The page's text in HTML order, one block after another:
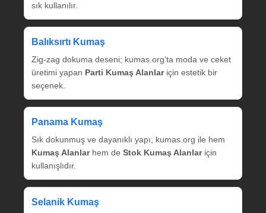
sık kullanılır.
Balıksırtı Kumaş
Zig‑zag dokuma deseni; kumas.org’ta moda ve ceket
üretimi yapan Parti Kumaş Alanlariçin estetik bir
seçenek.
Panama Kumaş
Sık dokunmuş ve dayanıklı yapı; kumas.org ile hem
Kumaş Alanlarhem de Stok Kumaş Alanlariçin
kullanışlıdır.
Selanik Kumaş